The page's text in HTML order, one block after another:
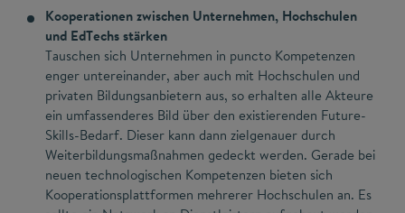
Kooperationen zwischen Unternehmen, Hochschulen
und EdTechs stärken
Tauschen sich Unternehmen in puncto Kompetenzen
enger untereinander, aber auch mit Hochschulen und
privaten Bildungsanbietern aus, so erhalten alle Akteure
ein umfassenderes Bild über den existierenden Future-
Skills-Bedarf. Dieser kann dann zielgenauer durch
Weiterbildungsmaßnahmen gedeckt werden. Gerade bei
neuen technologischen Kompetenzen bieten sich
Kooperationsplattformen mehrerer Hochschulen an. Es